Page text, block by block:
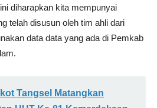
diharapkan kita mempunyai
telah disusun oleh tim ahli dari
data data yang ada di Pemkab
Tangsel Matangkan